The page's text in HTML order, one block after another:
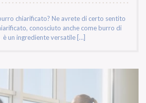
chiarificato? Ne avrete di certo sentito
conosciuto anche come burro di
è un ingrediente versatile […]